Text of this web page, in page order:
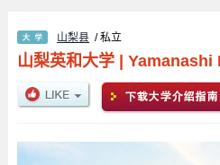
山梨县 / 私立
山梨英和大学| Yamanashi